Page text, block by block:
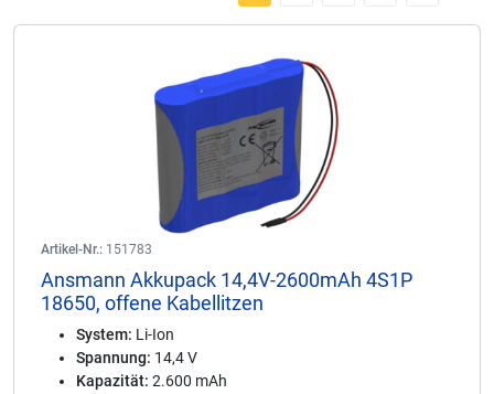
Artikel-Nr.: 151783
Ansmann Akkupack 14,4V-2600mAh 4S1P
18650, offene Kabellitzen
System: Li-Ion
Spannung: 14,4 V
Kapazität: 2.600 mAh